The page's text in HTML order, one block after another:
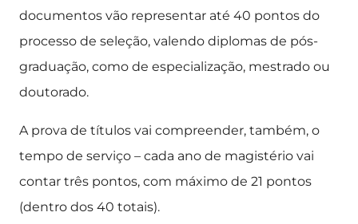
documentos vão representar até 40 pontos do
processo de seleção, valendo diplomas de pós-
graduação, como de especialização, mestrado ou
doutorado.
A prova de títulos vai compreender, também, o
tempo de serviço – cada ano de magistério vai
contar três pontos, com máximo de 21 pontos
(dentro dos 40 totais).